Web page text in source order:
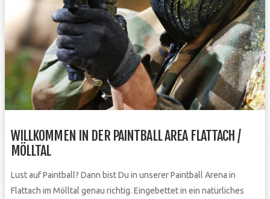
WILLKOMMEN IN DER PAINTBALL AREA FLATTACH /
MÖLLTAL
Lust auf Paintball? Dann bist Du in unserer Paintball Arena in
Flattach im Mölltal genau richtig. Eingebettet in ein natürliches